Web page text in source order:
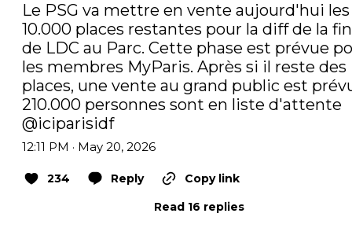
Le PSG va mettre en vente aujourd'hui les
10.000 places restantes pour la diff de la
de LDC au Parc. Cette phase est prévue
les membres MyParis. Après si il reste des
places, une vente au grand public est
@iciparisidf
12:11 PM · May 20, 2026
234 Reply
Copy link
Read 16 replies